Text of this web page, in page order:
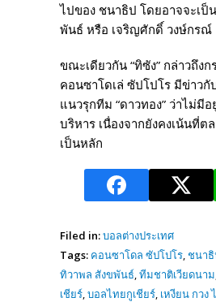
ไปของ ชนาธิป โดยอาจจะเป็
พันธ์ หรือ เจริญศักดิ์ วงษ์กรณ์
ขณะเดียวกัน “ทิซัง” กล่าวถึง
คอนซาโดเล่ ซัปโปโร มีข่าวกั
แนวรุกทีม “ดาวทอง” ว่าไม่มี
บริหาร เนื่องจากยังคงเน้นที่ต
เป็นหลัก
Filed in:บอลต่างประเทศ
Tags: คอนซาโดล ซัปโปโร,ชนาธิ
ทิวาพล สังขพันธ์,ทีมชาติเวียดนาม
เชียร์,บอลไทยกูเชียร์, เหงียน กวง